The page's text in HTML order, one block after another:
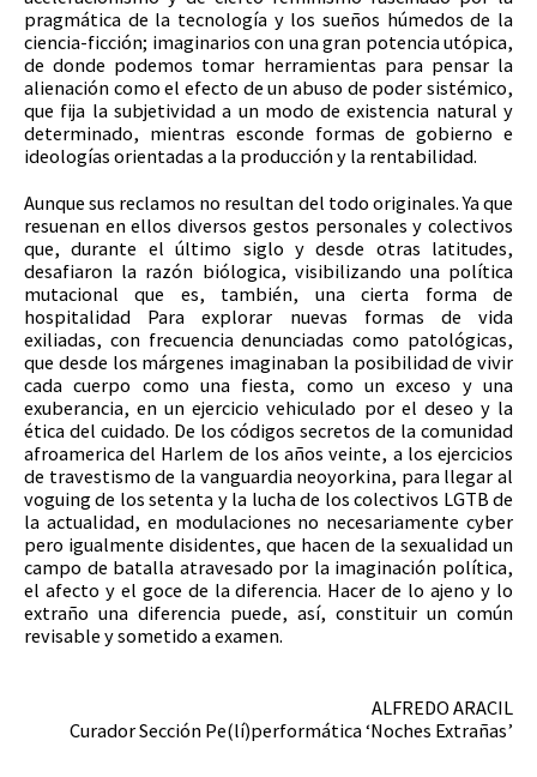
pragmática de la tecnología y los sueños húmedos de la
ciencia-ficción; imaginarios con una gran potencia utópica,
de donde podemos tomar herramientas para pensar la
alienación como el efecto de un abuso de poder sistémico,
que fija la subjetividad a un modo de existencia natural y
determinado, mientras esconde formas de gobierno e
ideologías orientadas a la producción y la rentabilidad.
Aunque sus reclamos no resultan del todo originales. Ya que
resuenan en ellos diversos gestos personales y colectivos
que, durante el último siglo y desde otras latitudes,
desafiaron la razón biólogica, visibilizando una política
mutacional que es, también, una cierta forma de
hospitalidad Para explorar nuevas formas de vida
exiliadas, con frecuencia denunciadas como patológicas,
que desde los márgenes imaginaban la posibilidad de vivir
cada cuerpo como una fiesta, como un exceso y una
exuberancia, en un ejercicio vehiculado por el deseo y la
ética del cuidado. De los códigos secretos de la comunidad
afroamerica del Harlem de los años veinte, a los ejercicios
de travestismo de la vanguardia neoyorkina, para llegar al
voguing de los setenta y la lucha de los colectivos LGTB de
la actualidad, en modulaciones no necesariamente cyber
pero igualmente disidentes, que hacen de la sexualidad un
campo de batalla atravesado por la imaginación política,
el afecto y el goce de la diferencia. Hacer de lo ajeno y lo
extraño una diferencia puede, así, constituir un común
revisable y sometido a examen.
ALFREDO ARACIL
Curador Sección Pe(lí)performática ‘Noches Extrañas’